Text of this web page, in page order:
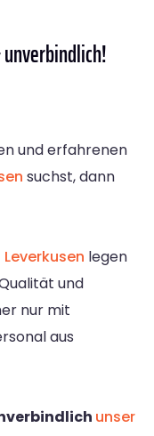
und erfahrenen
suchst, dann
legen
und
nur mit
aus
unser